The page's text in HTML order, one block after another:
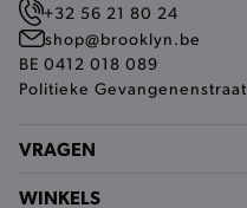
+32 56 21 80 24
shop@brooklyn.be
BE 0412 018 089
Politieke
VRAGEN
WINKELS
product-out-of-